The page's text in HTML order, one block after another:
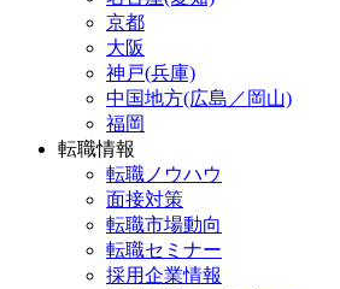
京都
大阪
神戸(兵庫)
中国地方(広島／岡山)
福岡
転職情報
転職ノウハウ
面接対策
転職市場動向
転職セミナー
採用企業情報